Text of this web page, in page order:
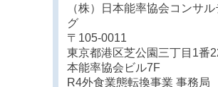
（株）日本能率協会コンサ
グ
〒105-0011
東京都港区芝公園三丁目1番
本能率協会ビル7F
R4外食業態転換事業 事務局